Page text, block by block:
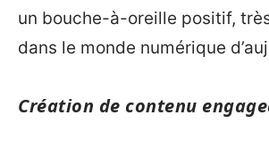
un bouche-à-oreille positif,
dans le monde numérique
Création de contenu